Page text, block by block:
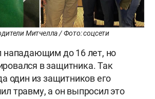
Митчелла / Фото: соцсети
до 16 лет, но
в защитника. Так
один из защитников его
травму, а он выпросил это